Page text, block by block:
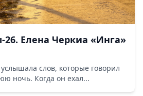
Елена Черкиа «Инга»
слов, которые говорил
ночь. Когда он ехал...